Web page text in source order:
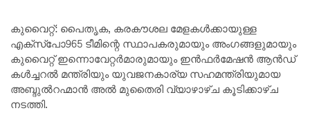
കുവൈറ്റ്: പൈതൃക, കരകൗശല മേളകൾക്കായുള്ള
എക്‌സ്‌പോ965 ടീമിന്റെ സ്ഥാപകരുമായും അംഗങ്ങളുമായും
കുവൈറ്റ് ഇന്നൊവേറ്റർമാരുമായും ഇൻഫർമേഷൻ ആൻഡ്
കൾച്ചറൽ മന്ത്രിയും യുവജനകാര്യ സഹമന്ത്രിയുമായ
അബ്ദുൽറഹ്മാൻ അൽ മുതൈരി വ്യാഴാഴ്ച കൂടിക്കാഴ്ച
നടത്തി.